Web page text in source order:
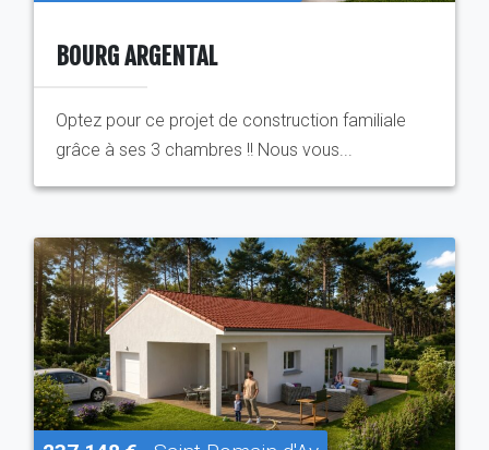
BOURG ARGENTAL
Optez pour ce projet de construction familiale
grâce à ses 3 chambres !! Nous vous...